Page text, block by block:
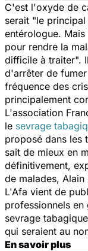
C'est l'oxyde de
serait "le
entérologue.
pour rendre la
difficile à traiter".
d'arrêter de
fréquence des
principalement
L'association
le sevrage
proposé dans les
sait de mieux en
définitivement,
de malades, Alain
L'Afa vient de
professionnels
sevrage
qui seraient au
En savoir plus